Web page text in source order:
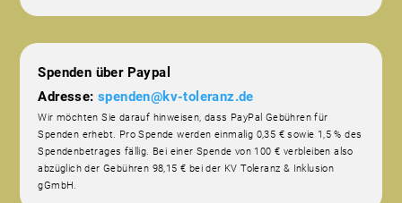
Spenden über Paypal
Adresse: spenden@kv-toleranz.de
Wir möchten Sie darauf hinweisen, dass PayPal Gebühren für
Spenden erhebt. Pro Spende werden einmalig 0,35 € sowie 1,5 % des
Spendenbetrages fällig. Bei einer Spende von 100 € verbleiben also
abzüglich der Gebühren 98,15 € bei der KV Toleranz & Inklusion
gGmbH.